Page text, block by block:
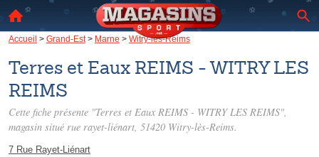
Accueil > Grand-Est> Marne > Witry-lès-Reims
Terres et Eaux REIMS - WITRY LES
REIMS
Cette fiche présente "Terres et Eaux REIMS - WITRY LES REIMS",
magasin situé rue rayet-liénart, 51420 Witry-lès-Reims.
7 Rue Rayet-Liénart